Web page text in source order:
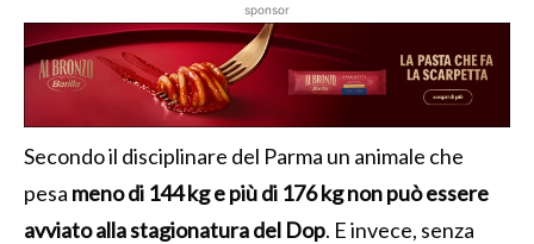
sponsor
Secondo il disciplinare del Parma un animale che
pesa meno di 144 kg e più di 176 kg non può essere
avviato alla stagionatura del Dop. E invece, senza